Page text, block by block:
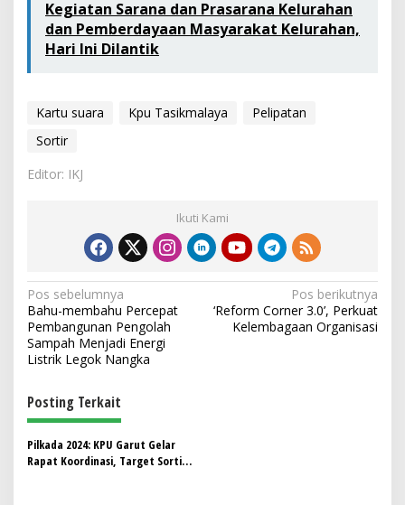
Kegiatan Sarana dan Prasarana Kelurahan
dan Pemberdayaan Masyarakat Kelurahan,
Hari Ini Dilantik
Kartu suara Kpu Tasikmalaya
Pelipatan
Sortir
Editor: IKJ
Ikuti Kami
N
a
v
i
g
a
s
i
Pos sebelumnya
Bahu-membahu Percepat
Pembangunan Pengolah
Sampah Menjadi Energi
Listrik Legok Nangka
Pos berikutnya
‘Reform Corner 3.0’, Perkuat
Kelembagaan Organisasi
Posting Terkait
Pilkada 2024: KPU Garut Gelar
Rapat Koordinasi, Target Sortir